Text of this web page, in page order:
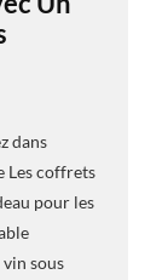
dans
Les coffrets
pour les
sous